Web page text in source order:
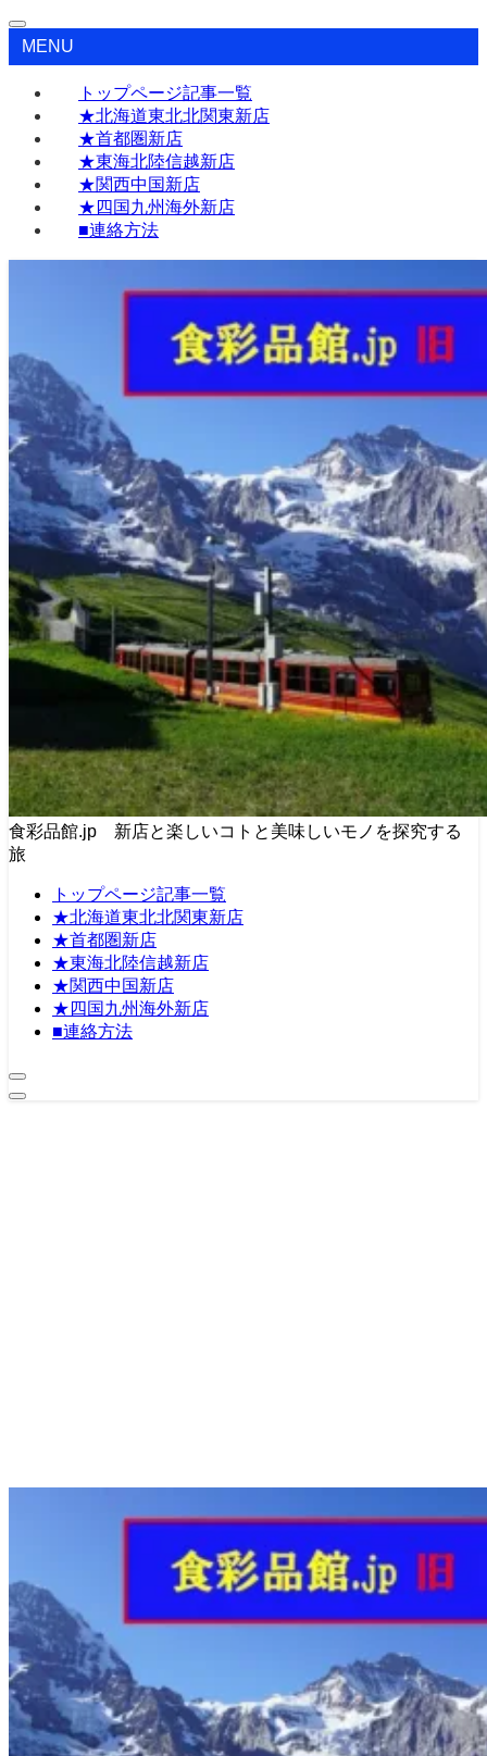
MENU
トップページ記事一覧
★北海道東北北関東新店
★首都圏新店
★東海北陸信越新店
★関西中国新店
★四国九州海外新店
■連絡方法
食彩品館.jp 新店と楽しいコトと美味しいモノを探究する
旅
トップページ記事一覧
★北海道東北北関東新店
★首都圏新店
★東海北陸信越新店
★関西中国新店
★四国九州海外新店
■連絡方法